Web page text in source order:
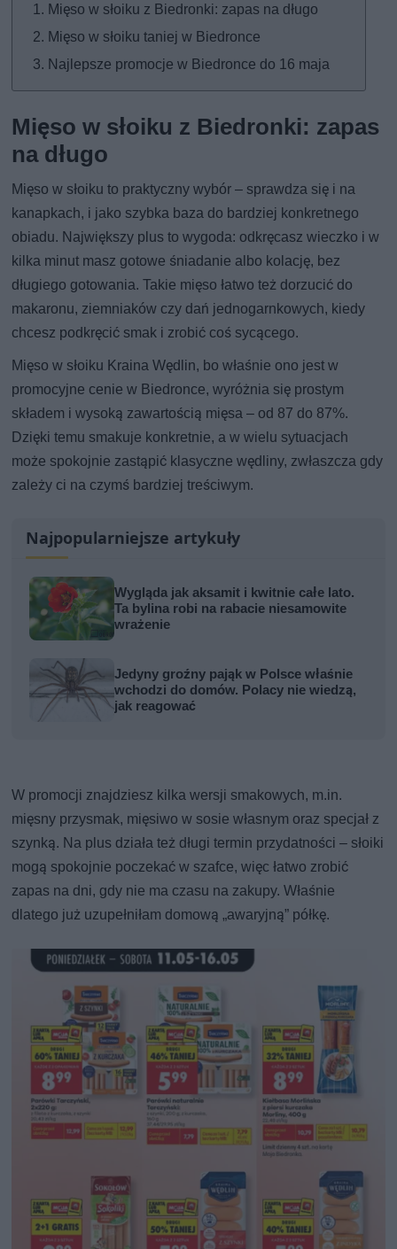
Mięso w słoiku z Biedronki: zapas na długo
Mięso w słoiku taniej w Biedronce
Najlepsze promocje w Biedronce do 16 maja
Mięso w słoiku z Biedronki: zapas
na długo
Mięso w słoiku to praktyczny wybór – sprawdza się i na
kanapkach, i jako szybka baza do bardziej konkretnego
obiadu. Największy plus to wygoda: odkręcasz wieczko i w
kilka minut masz gotowe śniadanie albo kolację, bez
długiego gotowania. Takie mięso łatwo też dorzucić do
makaronu, ziemniaków czy dań jednogarnkowych, kiedy
chcesz podkręcić smak i zrobić coś sycącego.
Mięso w słoiku Kraina Wędlin, bo właśnie ono jest w
promocyjne cenie w Biedronce, wyróżnia się prostym
składem i wysoką zawartością mięsa – od 87 do 87%.
Dzięki temu smakuje konkretnie, a w wielu sytuacjach
może spokojnie zastąpić klasyczne wędliny, zwłaszcza gdy
zależy ci na czymś bardziej treściwym.
Najpopularniejsze artykuły
Wygląda jak aksamit i kwitnie całe lato.
Ta bylina robi na rabacie niesamowite
wrażenie
Jedyny groźny pająk w Polsce właśnie
wchodzi do domów. Polacy nie wiedzą,
jak reagować
W promocji znajdziesz kilka wersji smakowych, m.in.
mięsny przysmak, mięsiwo w sosie własnym oraz specjał z
szynką. Na plus działa też długi termin przydatności – słoiki
mogą spokojnie poczekać w szafce, więc łatwo zrobić
zapas na dni, gdy nie ma czasu na zakupy. Właśnie
dlatego już uzupełniłam domową „awaryjną” półkę.